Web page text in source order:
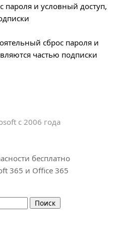
пароля и условный доступ,
сброс пароля и
частью подписки
с 2006 года
бесплатно
365 и Office 365